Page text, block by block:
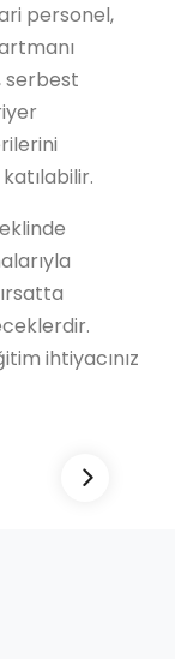
personel,
serbest
ihtiyacınız